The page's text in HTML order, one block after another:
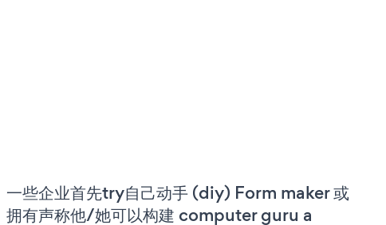
一些企业首先try自己动手 (diy) Form maker 或
拥有声称他/她可以构建 computer guru a